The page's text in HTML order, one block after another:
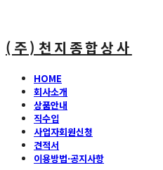
(주)천지종합상사
HOME
회사소개
상품안내
직수입
사업자회원신청
견적서
이용방법·공지사항